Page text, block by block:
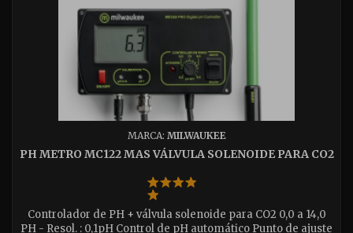
MARCA: MILWAUKEE
PH METRO MC122 MAS VÁLVULA SOLENOIDE PARA CO2
Controlador de PH + válvula solenoide para CO2 0,0 a 14,0
PH - Resol. : 0,1pH Control de pH automático Punto de ajuste